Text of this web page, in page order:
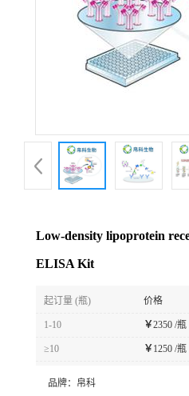
Low-density lipoprotein
ELISA Kit
起订量 (瓶) 价格
1-10 ￥2350 /瓶
≥10 ￥ 1250 /瓶
品牌： 帛科